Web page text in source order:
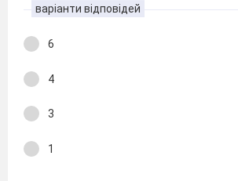
варіанти відповідей
6
4
3
1